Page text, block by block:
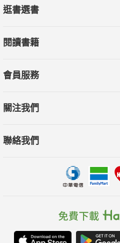
逛書選書
閱讀書籍
會員服務
關注我們
聯絡我們